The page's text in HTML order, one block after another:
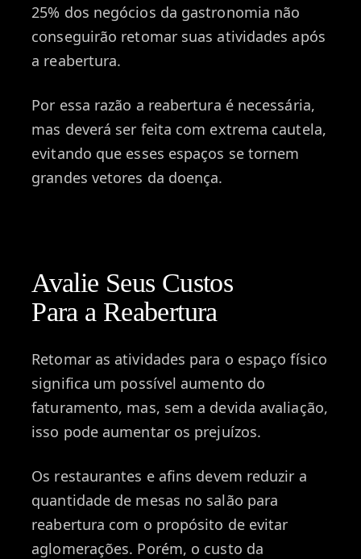
25% dos negócios da gastronomia não
conseguirão retomar suas atividades após
a reabertura.
Por essa razão a reabertura é necessária,
mas deverá ser feita com extrema cautela,
evitando que esses espaços se tornem
grandes vetores da doença.
Avalie Seus Custos
Para a Reabertura
Retomar as atividades para o espaço físico
significa um possível aumento do
faturamento, mas, sem a devida avaliação,
isso pode aumentar os prejuízos.
Os restaurantes e afins devem reduzir a
quantidade de mesas no salão para
reabertura com o propósito de evitar
aglomerações. Porém, o custo da